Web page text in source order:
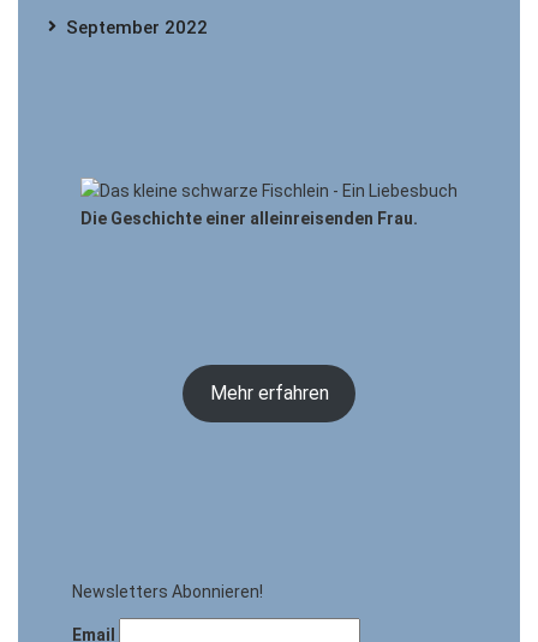
September 2022
Die Geschichte einer alleinreisenden Frau.
Mehr erfahren
Newsletters Abonnieren!
Email